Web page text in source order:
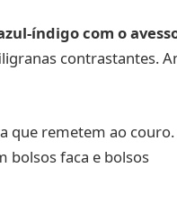
índigo com o
contrastantes.
que remetem ao couro.
bolsos faca e bolsos